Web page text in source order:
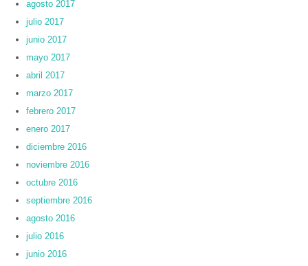
agosto 2017
julio 2017
junio 2017
mayo 2017
abril 2017
marzo 2017
febrero 2017
enero 2017
diciembre 2016
noviembre 2016
octubre 2016
septiembre 2016
agosto 2016
julio 2016
junio 2016